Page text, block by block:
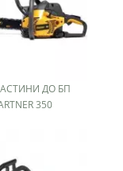
ДО БП
350